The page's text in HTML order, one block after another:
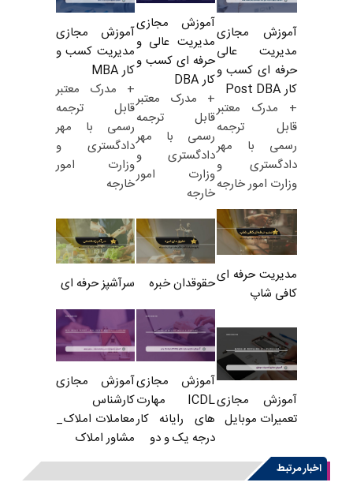
آموزش مجازی
مدیریت عالی
حرفه ای کسب و
کار Post DBA
+ مدرک معتبر
قابل ترجمه
رسمی با مهر
دادگستری و
وزارت امور خارجه
آموزش مجازی
مدیریت عالی و
حرفه ای کسب و
کار DBA
+ مدرک معتبر
قابل ترجمه
رسمی با مهر
دادگستری و
وزارت امور
خارجه
آموزش مجازی
مدیریت کسب و
کار MBA
+ مدرک معتبر
قابل ترجمه
رسمی با مهر
دادگستری و
وزارت امور
خارجه
مدیریت حرفه ای
کافی شاپ
حقوقدان خبره سرآشپز حرفه ای
آموزش مجازی
تعمیرات موبایل
آموزش مجازی
ICDL مهارت
های رایانه کار
درجه یک و دو
آموزش مجازی
کارشناس
معاملات املاک_
مشاور املاک
اخبار مرتبط